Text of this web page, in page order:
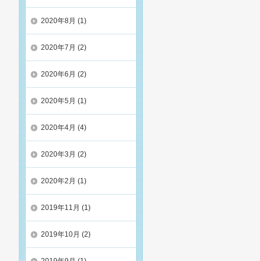
2020年8月 (1)
2020年7月 (2)
2020年6月 (2)
2020年5月 (1)
2020年4月 (4)
2020年3月 (2)
2020年2月 (1)
2019年11月 (1)
2019年10月 (2)